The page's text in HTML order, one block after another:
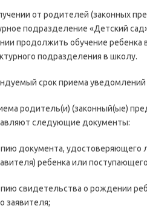
от родителей (законных
подразделение «Детский
продолжить обучение ребенка
подразделения в школу.
срок приема
родитель(и) (законный(ые)
следующие документы:
документа, удостоверяющего
ребенка или
свидетельства о рождении
заявителя;